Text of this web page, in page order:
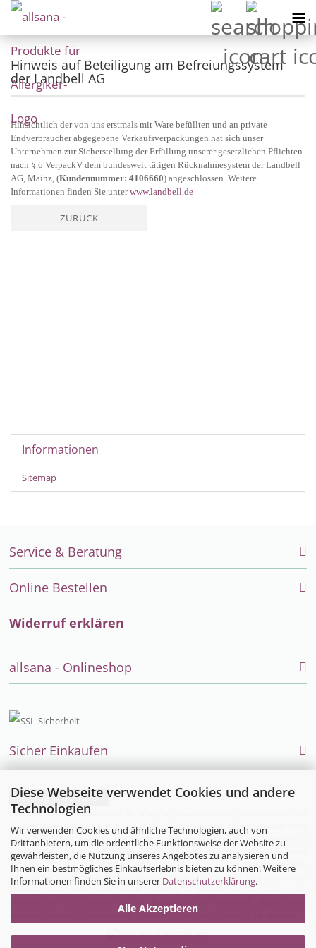
Diese Webseite verwendet Cookies und andere
Technologien
Wir verwenden Cookies und ähnliche Technologien, auch von
Drittanbietern, um die ordentliche Funktionsweise der Website zu
gewährleisten, die Nutzung unseres Angebotes zu analysieren und
Ihnen ein bestmögliches Einkaufserlebnis bieten zu können. Weitere
Informationen finden Sie in unserer Datenschutzerklärung.
Alle Akzeptieren
Hinweis auf Beteiligung am Befreiungssystem
der Landbell AG
Hinsichtlich der von uns erstmals mit Ware befüllten und an private
Endverbraucher abgegebene Verkaufsverpackungen hat sich unser
Unternehmen zur Sicherstellung der Erfüllung unserer gesetzlichen Pflichten
nach § 6 VerpackV dem bundesweit tätigen Rücknahmesystem der Landbell
AG, Mainz, (Kundennummer: 4106660) angeschlossen. Weitere
Informationen finden Sie unterwww.landbell.de
ZURÜCK
Informationen
Sitemap
Service & Beratung
Online Bestellen
Widerruf erklären
allsana - Onlineshop
Sicher Einkaufen
Vertrag widerrufen
Endlich einfach einkaufen auch für Allergiker, Neurodermitiker, Umweltkranke und
sensible Menschen. Alles was Allergiker im täglichen Leben bei Allergie, Neurodermitis
und MCS brauchen, bietet die Firma allsana- Produkte für Allergiker im Online-Shop zu
kaufen an: Bettwaren und für Allergiker,
Encasing (Milbenbettwäsche
für Hausstauballergiker) , Neurodermitisoverall
Neurodermitiskleidung,
Hautpflegeprodukte ,Kosmetik , Waschmittel
und vieles mehr wurde sorgfältig ausgewählt und zu einem sehr
Produktsortiment zusammengestellt. Besuchen Sie uns auch auf